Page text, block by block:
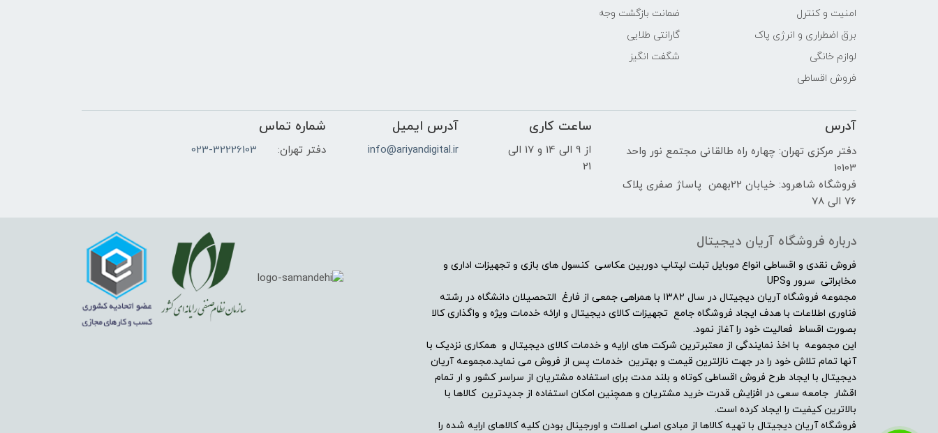
امنیت و کنترل
برق اضطراری و انرژی پاک
لوازم خانگی
فروش اقساطی
ضمانت بازگشت وجه
گارانتی طلایی
شگفت انگیز
آدرس
دفتر مرکزی تهران: چهاره راه طالقانی مجتمع نور واحد
10103
فروشگاه شاهرود: خیابان 22بهمن پاساژ صفری پلاک
76 الی 78
ساعت کاری
از 9 الی 14 و 17 الی
21
آدرس ایمیل
info@ariyandigital.ir
شماره تماس
دفتر تهران: 023-32226103
درباره فروشگاه آریان دیجیتال
فروش نقدی و اقساطی انواع موبایل تبلت لپتاپ دوربین عکاسی کنسول های بازی و تجهیزات اداری و
مخابراتی سرور وUPS
مجموعه فروشگاه آریان دیجیتال در سال ۱۳۸۲ با همراهی جمعی از فارغ التحصیلان دانشگاه در رشته
فناوری اطلاعات با هدف ایجاد فروشگاه جامع تجهیزات کالای دیجیتال و ارائه خدمات ویژه و واگذاری کالا
بصورت اقساط فعالیت خود را آغاز نمود.
این مجموعه با اخذ نمایندگی از معتبرترین شرکت های ارایه و خدمات کالای دیجیتال و همکاری نزدیک با
آنها تمام تلاش خود را در جهت نازلترین قیمت و بهترین خدمات پس از فروش می نماید.مجموعه آریان
دیجیتال با ایجاد طرح فروش اقساطی کوتاه و بلند مدت برای استفاده مشتریان از سراسر کشور و ار تمام
اقشار جامعه سعی در افزایش قدرت خرید مشتریان و همچنین امکان استفاده از جدیدترین کالاها با
بالاترین کیفیت را ایجاد کرده است.
فروشگاه آریان دیجیتال با تهیه کالاها از مبادی اصلی اصلات و اورجینال بودن کلیه کالاهای ارایه شده را